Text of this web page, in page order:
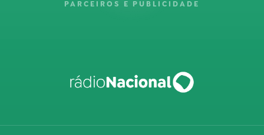
PARCEIROS E PUBLICIDADE